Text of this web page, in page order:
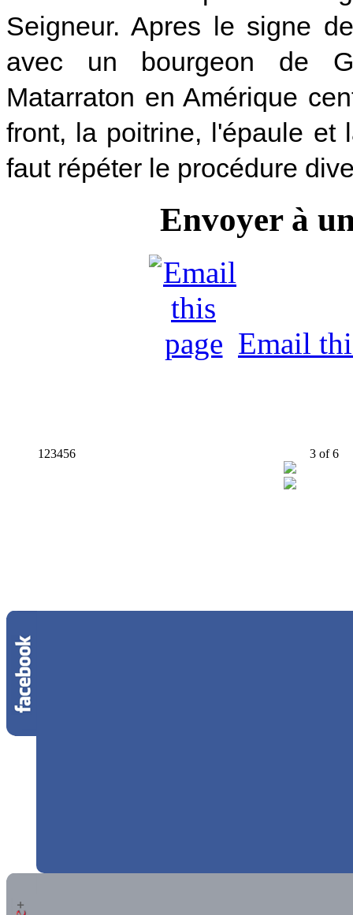
Seigneur. Apres le signe
avec un bourgeon de
Matarraton en Amérique
front, la poitrine, l'épaule et
faut répéter le procédure
Envoyer à
Email
1 23456 3 of6